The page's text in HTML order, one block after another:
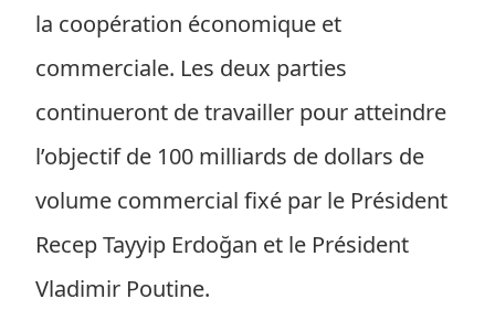
la coopération économique et
commerciale. Les deux parties
continueront de travailler pour atteindre
l’objectif de 100 milliards de dollars de
volume commercial fixé par le Président
Recep Tayyip Erdoğan et le Président
Vladimir Poutine.